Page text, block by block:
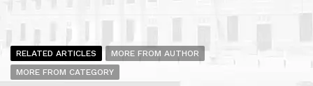
RELATED ARTICLES
MORE FROM AUTHOR
MORE FROM CATEGORY